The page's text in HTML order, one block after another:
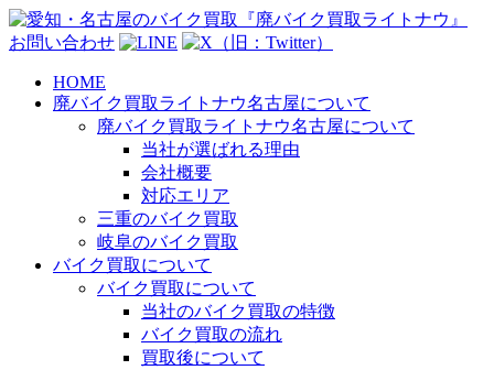
お問い合わせ
HOME
廃バイク買取ライトナウ名古屋について
廃バイク買取ライトナウ名古屋について
当社が選ばれる理由
会社概要
対応エリア
三重のバイク買取
岐阜のバイク買取
バイク買取について
バイク買取について
当社のバイク買取の特徴
バイク買取の流れ
買取後について